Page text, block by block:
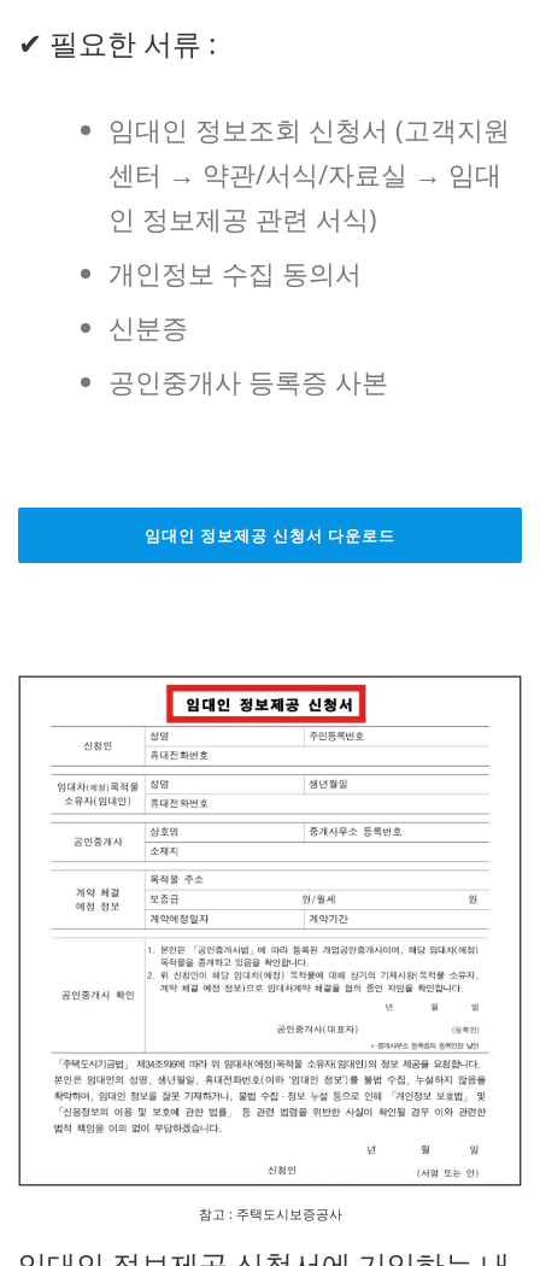
✔ 필요한 서류 :
임대인 정보조회 신청서 (고객지원
센터 → 약관/서식/자료실 → 임대
인 정보제공 관련 서식)
개인정보 수집 동의서
신분증
공인중개사 등록증 사본
임대인 정보제공 신청서 다운로드
참고 : 주택도시보증공사